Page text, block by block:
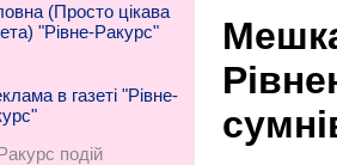
(Просто цікава
"Рівне-Ракурс"
в газеті "Рівне-
подій